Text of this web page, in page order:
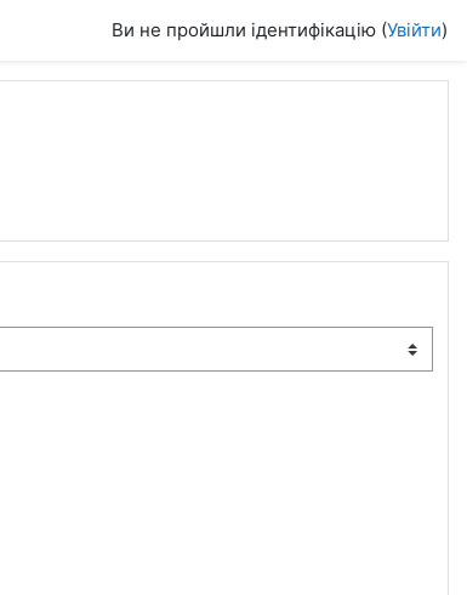
Ви не пройшли ідентифікацію (Увійти)